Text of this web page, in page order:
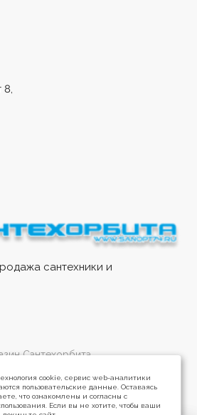
сантехники и
8,
Сантехорбита
cookie, сервис web-аналитики
пользовательские данные. Оставаясь
что ознакомлены и согласны с
Если вы не хотите, чтобы ваши